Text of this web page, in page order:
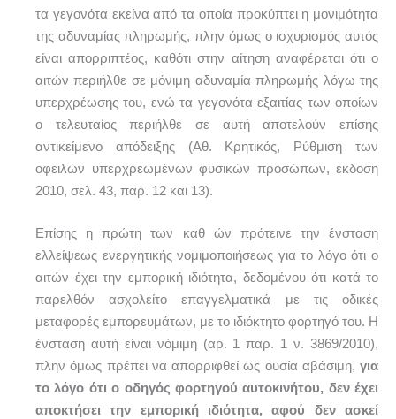
τα γεγονότα εκείνα από τα οποία προκύπτει η μονιμότητα
της αδυναμίας πληρωμής, πλην όμως ο ισχυρισμός αυτός
είναι απορριπτέος, καθότι στην αίτηση αναφέρεται ότι ο
αιτών περιήλθε σε μόνιμη αδυναμία πληρωμής λόγω της
υπερχρέωσης του, ενώ τα γεγονότα εξαιτίας των οποίων
ο τελευταίος περιήλθε σε αυτή αποτελούν επίσης
αντικείμενο απόδειξης (Αθ. Κρητικός, Ρύθμιση των
οφειλών υπερχρεωμένων φυσικών προσώπων, έκδοση
2010, σελ. 43, παρ. 12 και 13).
Επίσης η πρώτη των καθ ών πρότεινε την ένσταση
ελλείψεως ενεργητικής νομιμοποιήσεως για το λόγο ότι ο
αιτών έχει την εμπορική ιδιότητα, δεδομένου ότι κατά το
παρελθόν ασχολείτο επαγγελματικά με τις οδικές
μεταφορές εμπορευμάτων, με το ιδιόκτητο φορτηγό του. Η
ένσταση αυτή είναι νόμιμη (αρ. 1 παρ. 1 ν. 3869/2010),
πλην όμως πρέπει να απορριφθεί ως ουσία αβάσιμη, για
το λόγο ότι ο οδηγός φορτηγού αυτοκινήτου, δεν έχει
αποκτήσει την εμπορική ιδιότητα, αφού δεν ασκεί